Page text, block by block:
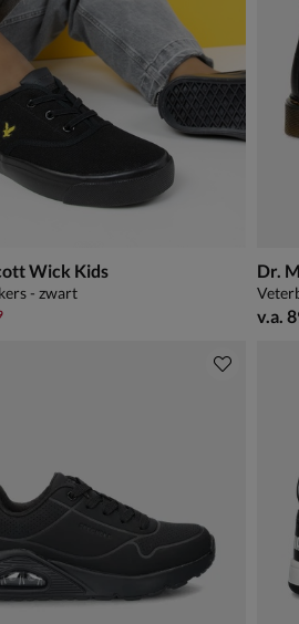
Wick Kids
- zwart
voor € 14,99
Dr.
vanaf
v.a.